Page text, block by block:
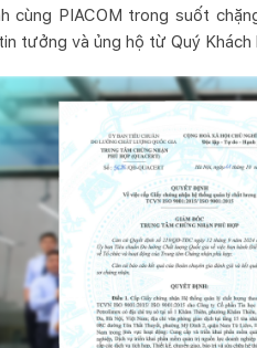
cùng PIACOM trong suốt
tưởng và ủng hộ từ Quý